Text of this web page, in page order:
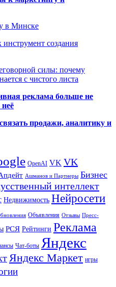
в Минске
создания
силы: почему
с чистого листа
реклама больше не
продажи, аналитику и
OpenAI VK VK
Ашманов и Партнеры Бизнес
интеллект
Недвижимость Нейросети
Объявления Отзывы Пресс-
РСЯ Рейтинги Реклама
Чат-боты Яндекс
Яндекс Маркет игры